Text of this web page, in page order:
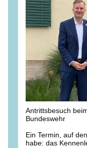
Antrittsbesuch
Bundeswehr
Ein Termin, auf
habe: das